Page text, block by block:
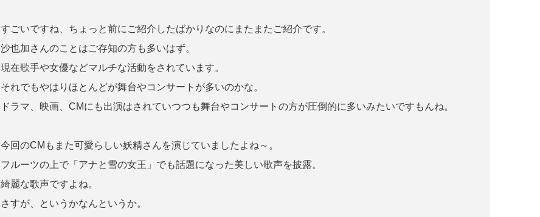
すごいですね、ちょっと前にご紹介したばかりなのにまたまたご紹介です。
沙也加さんのことはご存知の方も多いはず。
現在歌手や女優などマルチな活動をされています。
それでもやはりほとんどが舞台やコンサートが多いのかな。
ドラマ、映画、CMにも出演はされていつつも舞台やコンサートの方が圧倒的に多いみたいですもんね。
今回のCMもまた可愛らしい妖精さんを演じていましたよね～。
フルーツの上で「アナと雪の女王」でも話題になった美しい歌声を披露。
綺麗な歌声ですよね。
さすが、というかなんというか。